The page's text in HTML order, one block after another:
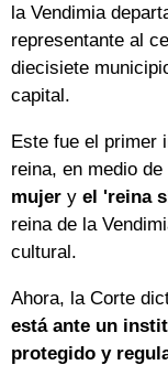
la Vendimia
representante al
diecisiete
capital.
Este fue el primer
reina, en medio de
mujer y el 'reina
reina de la
cultural.
Ahora, la Corte
está ante un
protegido y